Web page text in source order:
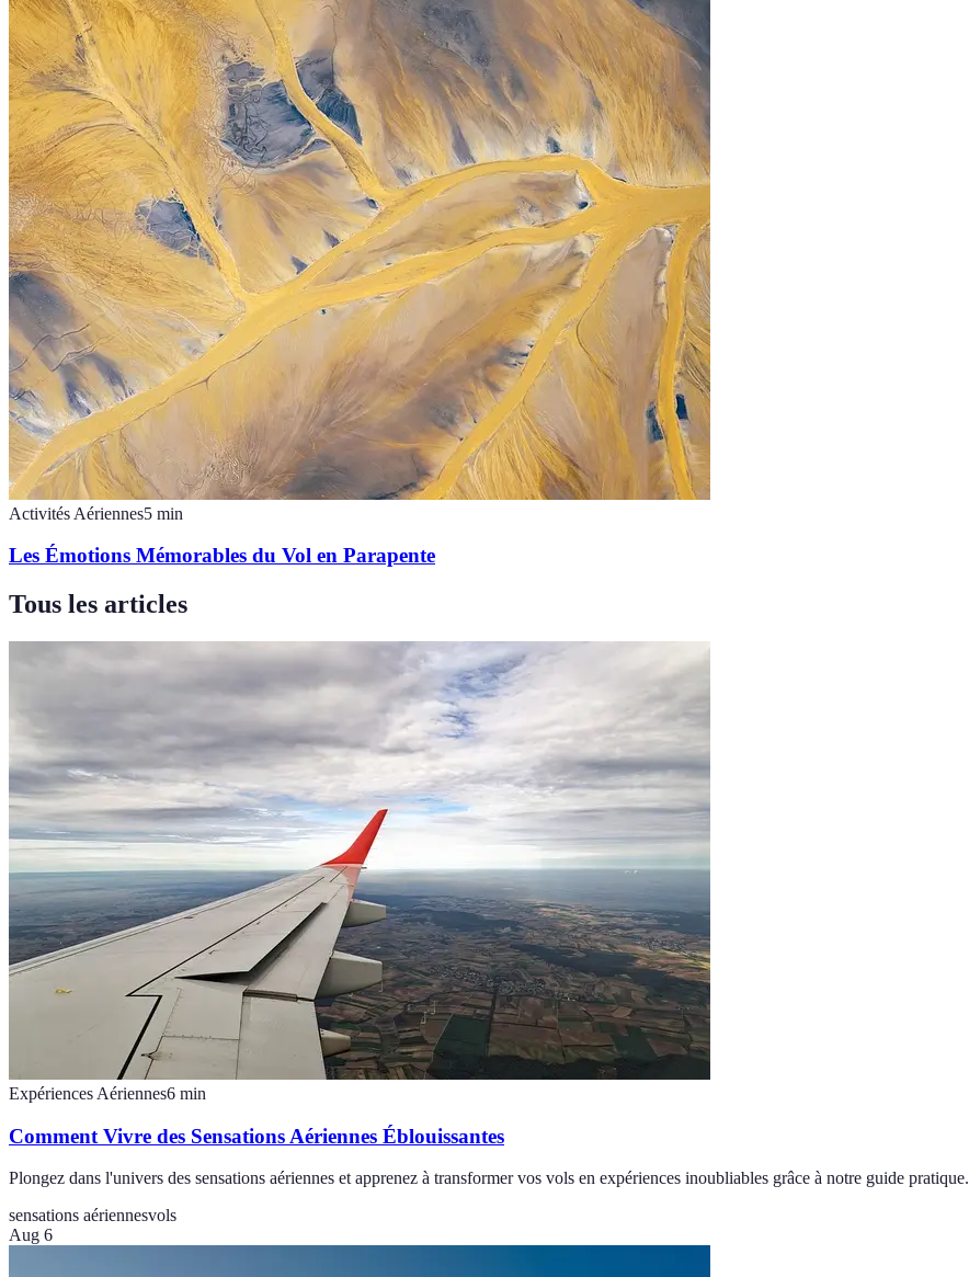
Activités Aériennes5 min
Les Émotions Mémorables du Vol en Parapente
Tous les articles
Expériences Aériennes6 min
Comment Vivre des Sensations Aériennes Éblouissantes
Plongez dans l'univers des sensations aériennes et apprenez à transformer vos vols en expériences inoubliables grâce à notre guide pratique.
sensations aériennesvols
Aug 6